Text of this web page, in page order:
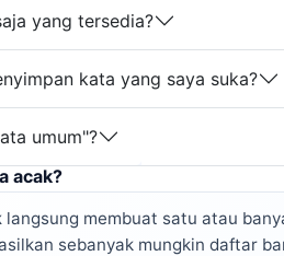
yang tersedia?
kata yang saya suka?
umum"?
acak?
langsung membuat satu atau
sebanyak mungkin daftar